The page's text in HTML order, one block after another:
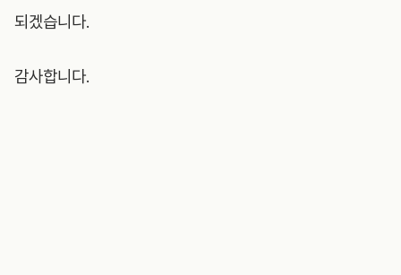
되겠습니다.
감사합니다.